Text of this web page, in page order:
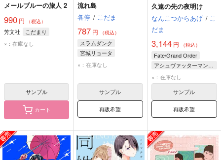
メールブルーの旅人 2
990 円 （税込）
芳文社
こだまり
×：在庫なし
サンプル
カート
流れ島
各停 / こだま
787 円 （税込）
スラムダンク
宮城リョータ
宮城ソータ
×：在庫なし
サンプル
再販希望
久遠の先の夜明け
なんこつからあげ / こ
だま
3,144円 （税込）
Fate/Grand Order
アシュヴァッターマン×ドゥリーヨダナ
アシュヴァッターマン
ドゥリーヨダナ
×：在庫なし
サンプル
再販希望